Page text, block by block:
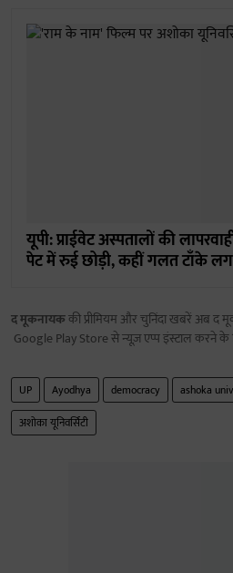
यूपी: प्राईवेट अस्पतालों की
पेट में रुई छोड़ी, कहीं गलत टाँके
द मूकनायककी प्रीमियम और चुनिंदा खबरें अब द
Google Play Store से न्यूज़ एप्प इंस्टाल करने के
UP Ayodhya democracy ashoka
अशोका यूनिवर्सिटी